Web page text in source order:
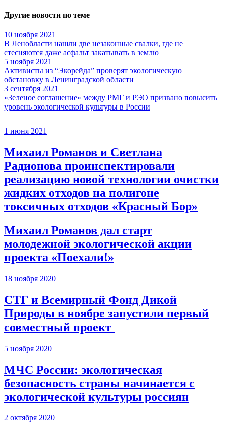
Другие новости по теме
10 ноября 2021
В Ленобласти нашли две незаконные свалки, где не
стесняются даже асфальт закатывать в землю
5 ноября 2021
Активисты из “Экорейда” проверят экологическую
обстановку в Ленинградской области
3 сентября 2021
«Зеленое соглашение» между РМГ и РЭО призвано повысить
уровень экологической культуры в России
1 июня 2021
Михаил Романов и Светлана
Радионова проинспектировали
реализацию новой технологии очистки
жидких отходов на полигоне
токсичных отходов «Красный Бор»
Михаил Романов дал старт
молодежной экологической акции
проекта «Поехали!»
18 ноября 2020
СТГ и Всемирный Фонд Дикой
Природы в ноябре запустили первый
совместный проект
5 ноября 2020
МЧС России: экологическая
безопасность страны начинается с
экологической культуры россиян
2 октября 2020